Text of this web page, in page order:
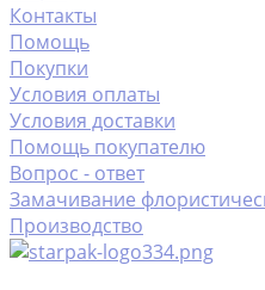
Контакты
Помощь
Покупки
Условия оплаты
Условия доставки
Помощь покупателю
Вопрос - ответ
Замачивание
Производство